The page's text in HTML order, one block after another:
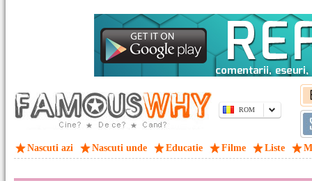
ROM
Nascuti azi Nascuti unde Educatie Filme Liste